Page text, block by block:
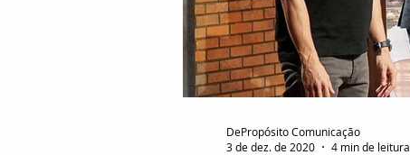
DePropósito Comunicação
3 de dez. de 2020
4 min de leitura